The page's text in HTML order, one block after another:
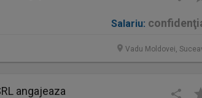
Salariu:
Vadu Moldovei,
angajeaza